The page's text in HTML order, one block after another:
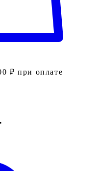
₽ при оплате